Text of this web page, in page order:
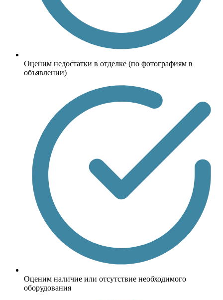
Оценим недостатки в отделке (по фотографиям в
объявлении)
Оценим наличие или отсутствие необходимого
оборудования